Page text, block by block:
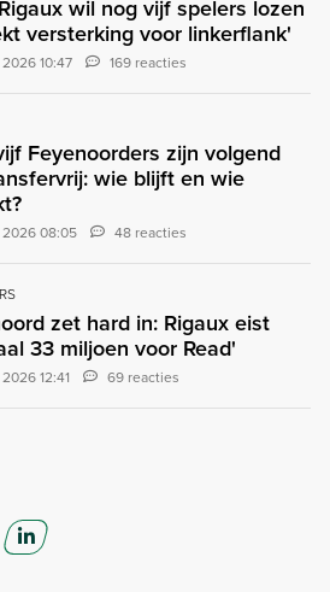
wil nog vijf spelers lozen
versterking voor linkerflank'
10:47 169 reacties
Feyenoorders zijn volgend
wie blijft en wie
08:05 48 reacties
zet hard in: Rigaux eist
33 miljoen voor Read'
12:41 69 reacties